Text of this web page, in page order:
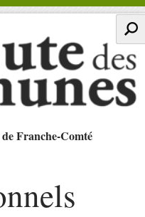
Franche-Comté